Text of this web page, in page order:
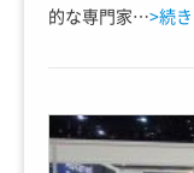
的な専門家…>続